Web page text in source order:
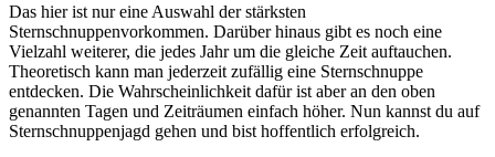
Das hier ist nur eine Auswahl der stärksten
Sternschnuppenvorkommen. Darüber hinaus gibt es noch eine
Vielzahl weiterer, die jedes Jahr um die gleiche Zeit auftauchen.
Theoretisch kann man jederzeit zufällig eine Sternschnuppe
entdecken. Die Wahrscheinlichkeit dafür ist aber an den oben
genannten Tagen und Zeiträumen einfach höher. Nun kannst du auf
Sternschnuppenjagd gehen und bist hoffentlich erfolgreich.